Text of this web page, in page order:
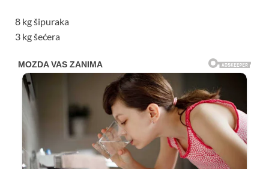
8 kg šipuraka
3 kg šećera